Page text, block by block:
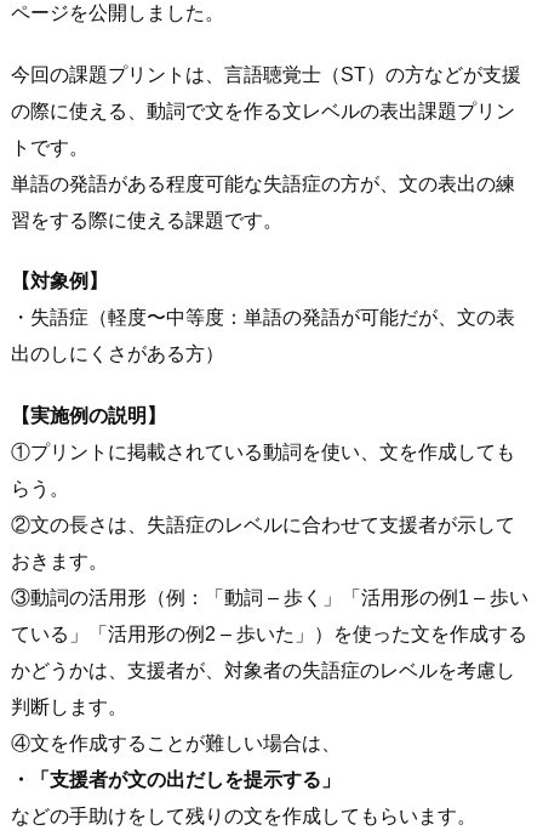
ページを公開しました。
今回の課題プリントは、言語聴覚士（ST）の方などが支援
の際に使える、動詞で文を作る文レベルの表出課題プリン
トです。
単語の発語がある程度可能な失語症の方が、文の表出の練
習をする際に使える課題です。
【対象例】
・失語症（軽度〜中等度：単語の発語が可能だが、文の表
出のしにくさがある方）
【実施例の説明】
①プリントに掲載されている動詞を使い、文を作成しても
らう。
②文の長さは、失語症のレベルに合わせて支援者が示して
おきます。
③動詞の活用形（例：「動詞 – 歩く」「活用形の例1 – 歩い
ている」「活用形の例2 – 歩いた」）を使った文を作成する
かどうかは、支援者が、対象者の失語症のレベルを考慮し
判断します。
④文を作成することが難しい場合は、
・「支援者が文の出だしを提示する」
などの手助けをして残りの文を作成してもらいます。